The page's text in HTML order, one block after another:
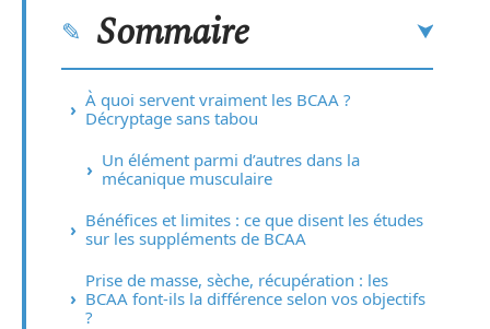
Sommaire
À quoi servent vraiment les BCAA ?
Décryptage sans tabou
Un élément parmi d’autres dans la
mécanique musculaire
Bénéfices et limites : ce que disent les études
sur les suppléments de BCAA
Prise de masse, sèche, récupération : les
BCAA font-ils la différence selon vos objectifs
?